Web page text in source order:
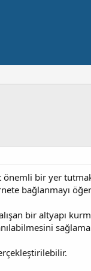
bir yer
bağlanmayı
bir altyapı